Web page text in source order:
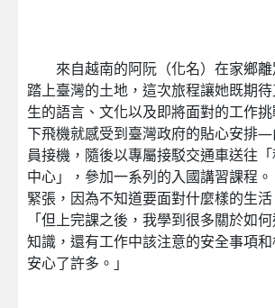
來自越南的阿阮（化名）在家鄉離
踏上臺灣的土地，這次旅程讓她既期
生的語言、文化以及即將面對的工作
下飛機就感受到臺灣政府的貼心安排
員接機，隨後以專屬接駁交通車送往
中心」，參加一系列的入國講習課程
緊張，因為不知道要面對什麼樣的生活
「但上完課之後，我學到很多關於如
知識，還有工作中該注意的安全事項
安心了許多。」